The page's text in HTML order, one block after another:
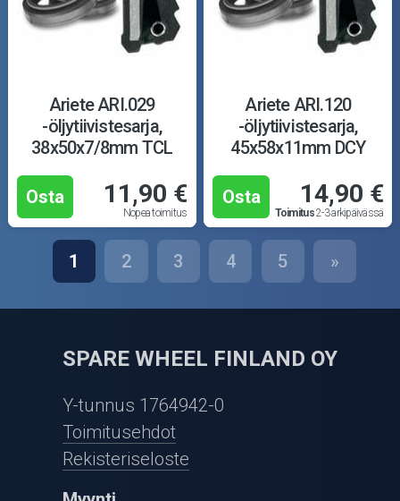
Ariete ARI.029
-öljytiivistesarja,
38x50x7/8mm TCL
Osta 11,90 €
Nopea toimitus
Ariete ARI.120
-öljytiivistesarja,
45x58x11mm DCY
Osta 14,90 €
Toimitus2-3 arkipäivässä
1 2 3 4 5 »
SPARE WHEEL FINLAND OY
Y-tunnus 1764942-0
Toimitusehdot
Rekisteriseloste